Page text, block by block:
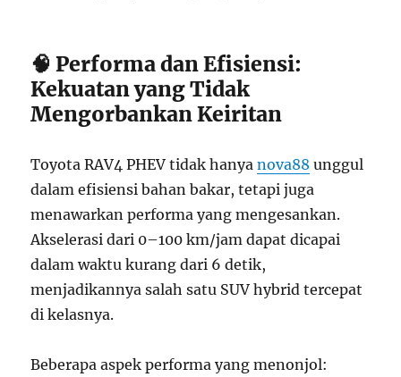
🧠 Performa dan Efisiensi:
Kekuatan yang Tidak
Mengorbankan Keiritan
Toyota RAV4 PHEV tidak hanyanova88 unggul
dalam efisiensi bahan bakar, tetapi juga
menawarkan performa yang mengesankan.
Akselerasi dari 0–100 km/jam dapat dicapai
dalam waktu kurang dari 6 detik,
menjadikannya salah satu SUV hybrid tercepat
di kelasnya.
Beberapa aspek performa yang menonjol: